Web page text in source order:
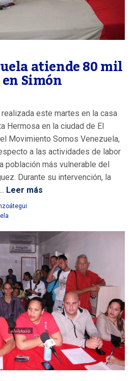
atiende 80 mil
Simón
realizada este martes en la casa
Hermosa en la ciudad de El
Movimiento Somos Venezuela,
a las actividades de labor
población más vulnerable del
Durante su intervención, la
Leer más